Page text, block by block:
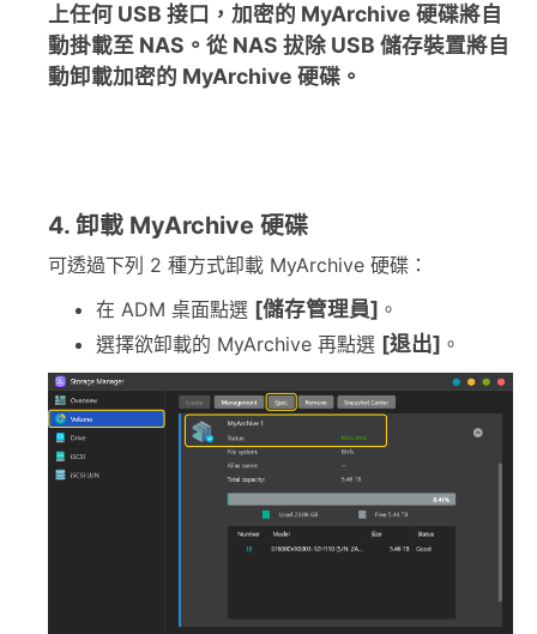
上任何 USB 接口，加密的 MyArchive 硬碟將自
動掛載至 NAS。從 NAS 拔除 USB 儲存裝置將自
動卸載加密的 MyArchive 硬碟。
4. 卸載 MyArchive 硬碟
可透過下列 2 種方式卸載 MyArchive 硬碟：
在 ADM 桌面點選 [儲存管理員] 。
選擇欲卸載的 MyArchive 再點選 [退出] 。